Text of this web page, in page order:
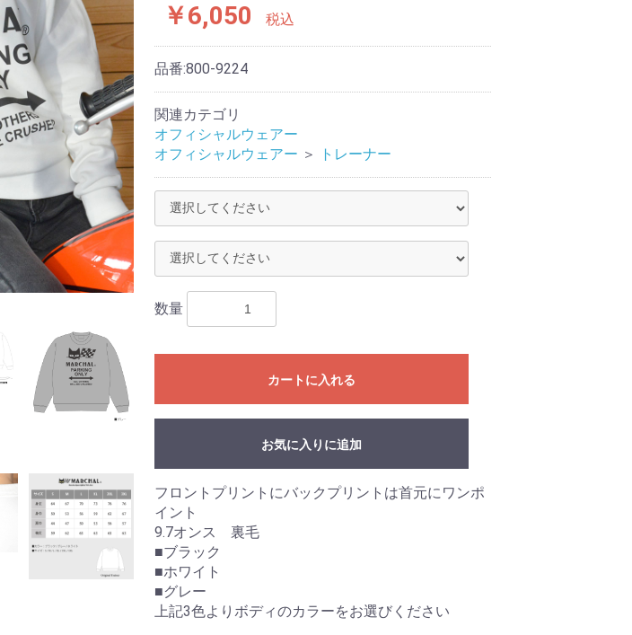
￥6,050 税込
品番:800-9224
関連カテゴリ
オフィシャルウェアー
オフィシャルウェアー ＞ トレーナー
数量
カートに入れる
お気に入りに追加
フロントプリントにバックプリントは首元にワンポ
イント
9.7オンス 裏毛
■ブラック
■ホワイト
■グレー
上記3色よりボディのカラーをお選びください